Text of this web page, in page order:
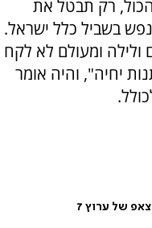
רק תבטל את
בשביל כלל ישראל.
ולילה ומעולם לא לקח
יחיה", והיה אומר
של ערוץ 7